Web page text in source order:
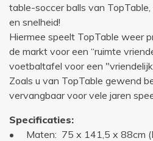
table-soccer balls van
en snelheid!
Hiermee speelt TopTable weer
de markt voor een “ruimte
voetbaltafel voor een
Zoals u van TopTable gewend
vervangbaar voor vele jaren
Specificaties:
• Maten: 75 x 141,5 x 88cm